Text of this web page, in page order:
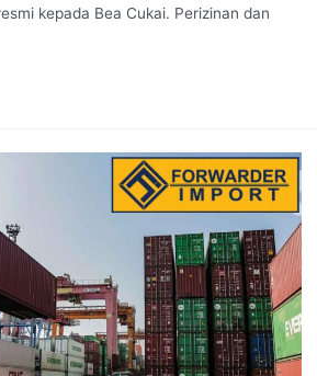
kepada Bea Cukai. Perizinan dan